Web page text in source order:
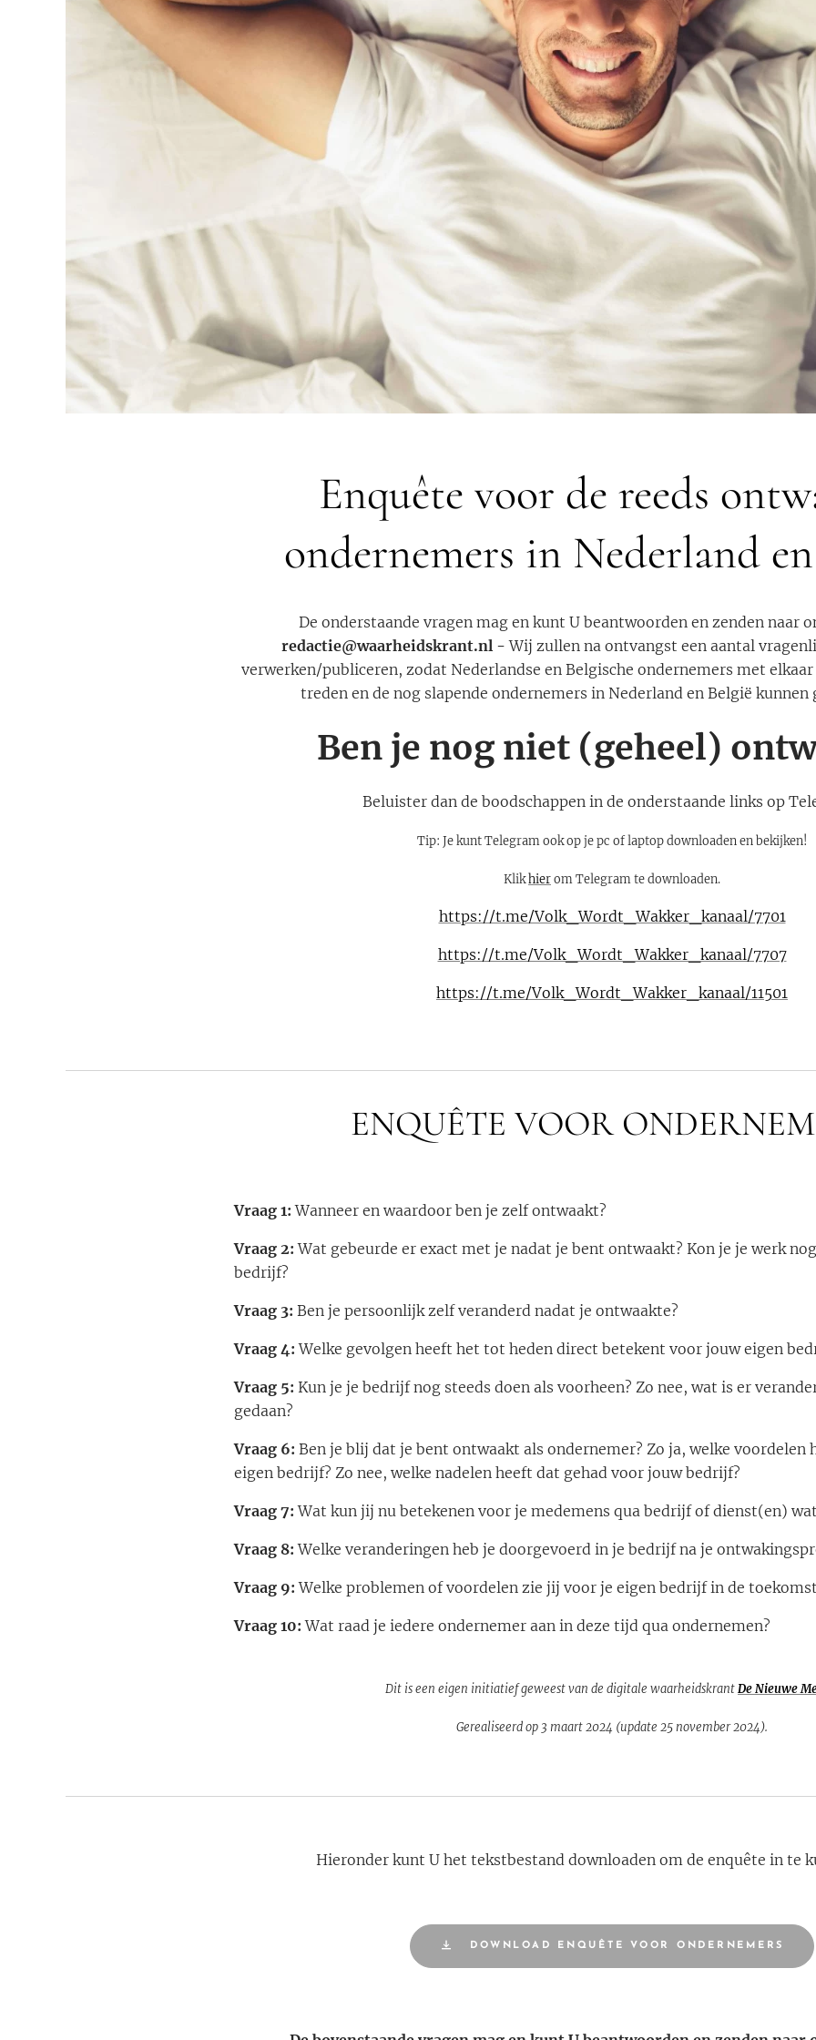
Enquête voor de reeds
ondernemers in Nederland
De onderstaande vragen mag en kunt U beantwoorden en zenden naar
redactie@waarheidskrant.nl-Wij zullen na ontvangst een aantal
verwerken/publiceren, zodat Nederlandse en Belgische ondernemers met
treden en de nog slapende ondernemers in Nederland en België kunnen
Ben je nog niet (geheel)
Beluister dan de boodschappen in de onderstaande links op
Tip: Je kunt Telegram ook op je pc of laptop downloaden en bekijken!
Klikhierom Telegram te downloaden.
https://t.me/Volk_Wordt_Wakker_kanaal/7701
https://t.me/Volk_Wordt_Wakker_kanaal/7707
https://t.me/Volk_Wordt_Wakker_kanaal/11501
ENQUÊTE VOOR
Vraag 1: Wanneer en waardoor ben je zelf ontwaakt?
Vraag 2: Wat gebeurde er exact met je nadat je bent ontwaakt? Kon je je werk
bedrijf?
Vraag 3: Ben je persoonlijk zelf veranderd nadat je ontwaakte?
Vraag 4: Welke gevolgen heeft het tot heden direct betekent voor jouw eigen
Vraag 5: Kun je je bedrijf nog steeds doen als voorheen? Zo nee, wat is er
gedaan?
Vraag 6: Ben je blij dat je bent ontwaakt als ondernemer? Zo ja, welke voordelen
eigen bedrijf? Zo nee, welke nadelen heeft dat gehad voor jouw bedrijf?
Vraag 7:Wat kun jij nu betekenen voor je medemens qua bedrijf of dienst(en)
Vraag 8: Welke veranderingen heb je doorgevoerd in je bedrijf na je
Vraag 9: Welke problemen of voordelen zie jij voor je eigen bedrijf in de
Vraag 10: Wat raad je iedere ondernemer aan in deze tijd qua ondernemen?
Dit is een eigen initiatief geweest van de digitale waarheidskrant De Nieuwe
Gerealiseerd op 3 maart 2024 (update 25 november 2024).
Hieronder kunt U het tekstbestand downloaden om de enquête in te
DOWNLOAD ENQUÊTE VOOR ONDERNEMERS